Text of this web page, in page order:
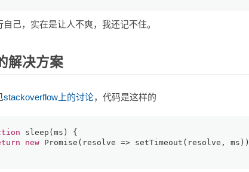
己，实在是让人不爽，我还记不住。
解决方案
stackoverflow上的讨论，代码是这样的
sleep ( ms ) {
new Promise ( resolve => setTimeout (resolve,